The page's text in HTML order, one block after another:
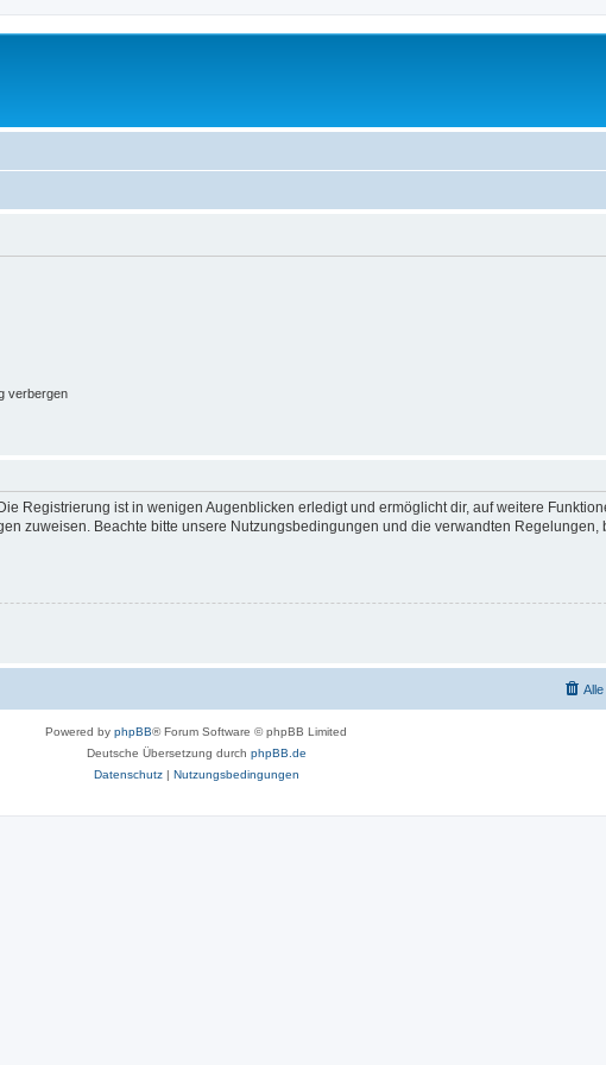
verbergen
Registrierung ist in wenigen Augenblicken erledigt und ermöglicht dir, auf weitere
zuweisen. Beachte bitte unsere Nutzungsbedingungen und die verwandten Regelungen,
Powered by phpBB® Forum Software © phpBB Limited
Deutsche Übersetzung durch phpBB.de
Datenschutz| Nutzungsbedingungen